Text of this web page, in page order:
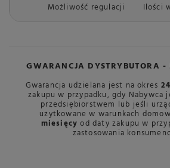
Możliwość regulacji
Ilości
GWARANCJA DYSTRYBUTORA -
Gwarancja udzielana jest na okres
zakupu w przypadku, gdy Nabywca
przedsiębiorstwem lub jeśli
użytkowane w warunkach
miesięcy od daty zakupu w
zastosowania